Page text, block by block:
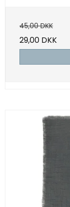
45,00 DKK
29,00 DKK